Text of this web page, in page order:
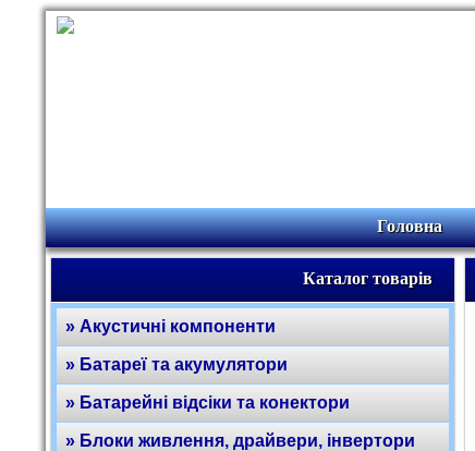
Головна
Каталог товарів
» Акустичні компоненти
» Батареї та акумулятори
» Батарейні відсіки та конектори
» Блоки живлення, драйвери, інвертори